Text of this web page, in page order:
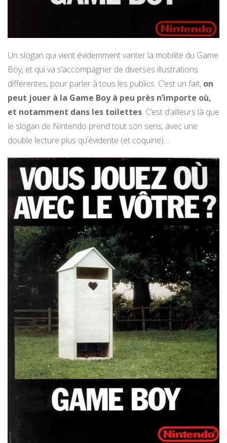
Un slogan qui vient évidemment vanter la mobilité du Game
Boy, et qui va s’accompagner de diverses illustrations
différentes, pour parler à tous les publics. C’est un fait, on
peut jouer à la Game Boy à peu près n’importe où,
et notamment dans les toilettes. C’est d’ailleurs là que
le slogan de Nintendo prend tout son sens, avec une
double lecture plus qu’évidente (et coquine)…